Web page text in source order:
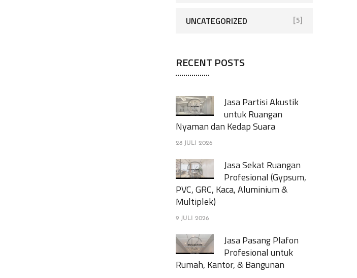
UNCATEGORIZED [5]
RECENT POSTS
Jasa Partisi Akustik
untuk Ruangan
Nyaman dan Kedap Suara
28 JULI 2026
Jasa Sekat Ruangan
Profesional (Gypsum,
PVC, GRC, Kaca, Aluminium &
Multiplek)
9 JULI 2026
Jasa Pasang Plafon
Profesional untuk
Rumah, Kantor, & Bangunan